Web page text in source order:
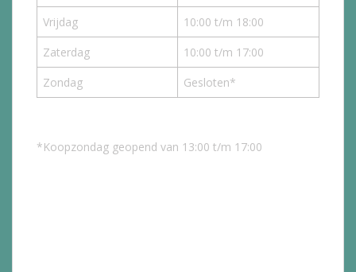
Vrijdag
10:00 t/m 18:00
Zaterdag
10:00 t/m 17:00
Zondag
Gesloten*
*Koopzondag geopend van 13:00 t/m 17:00